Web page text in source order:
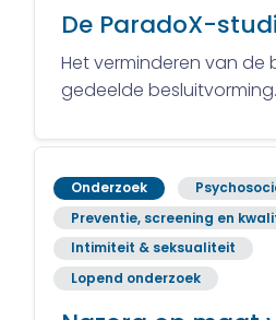
De ParadoX-
Het verminderen van de
gedeelde besluitvorming.
Onderzoek
Preventie, screening en
Intimiteit & seksualiteit
Lopend onderzoek